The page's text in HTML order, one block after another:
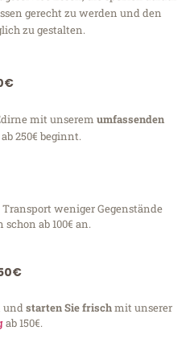
gerecht zu werden und den
zu gestalten.
mit unserem umfassenden
250€ beginnt.
Transport weniger Gegenstände
schon ab 100€ an.
undstarten Sie frischmit unserer
ab 150€.